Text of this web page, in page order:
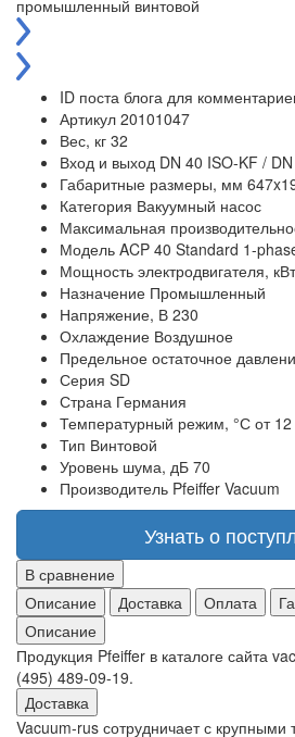
ID поста блога для
Артикул 20101047
Вес, кг 32
Вход и выход DN 40 ISO-KF /
Габаритные размеры, мм
Категория Вакуумный насос
Максимальная
Модель ACP 40 Standard 1-
Мощность электродвигателя, кВт
Назначение Промышленный
Напряжение, В 230
Охлаждение Воздушное
Предельное остаточное
Серия SD
Страна Германия
Температурный режим, °С от
Тип Винтовой
Уровень шума, дБ 70
Производитель Pfeiffer Vacuum
Узнать о
В сравнение
Описание
Доставка Оплата
Описание
Продукция Pfeiffer в каталоге сайта
(495) 489-09-19.
Доставка
Vacuum-rus сотрудничает с крупными